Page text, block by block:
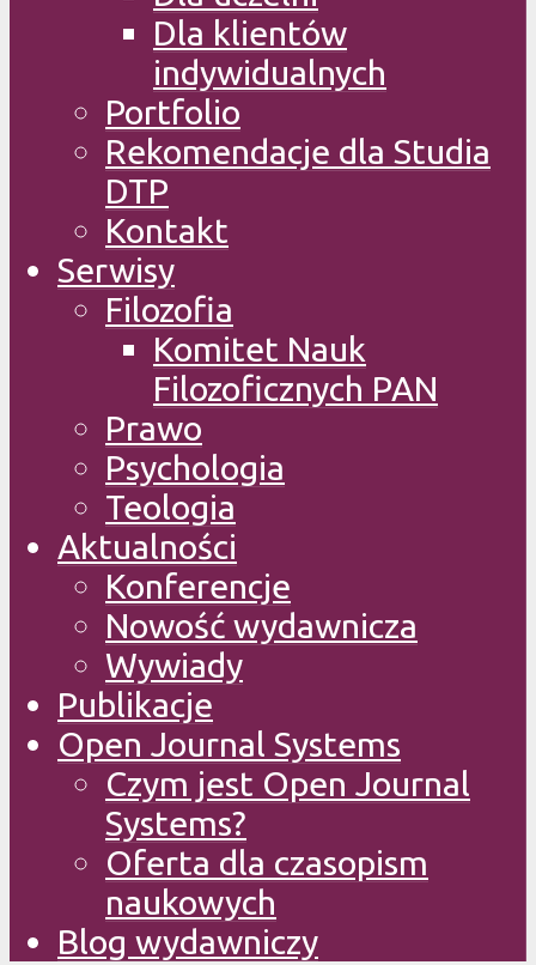
Dla klientów
indywidualnych
Portfolio
Rekomendacje dla Studia
DTP
Kontakt
Serwisy
Filozofia
Komitet Nauk
Filozoficznych PAN
Prawo
Psychologia
Teologia
Aktualności
Konferencje
Nowość wydawnicza
Wywiady
Publikacje
Open Journal Systems
Czym jest Open Journal
Systems?
Oferta dla czasopism
naukowych
Blog wydawniczy